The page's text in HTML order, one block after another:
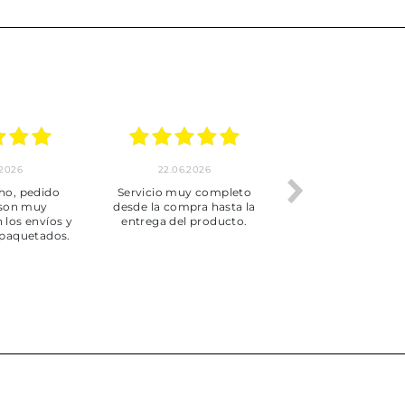
pedido
muy
los envíos y
22.06.2026
Servicio muy completo
desde la compra hasta la
entrega del producto.